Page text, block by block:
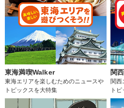
東海満喫Walker
東海エリアを楽しむためのニュースや
トピックスを大特集
関
関西
ト